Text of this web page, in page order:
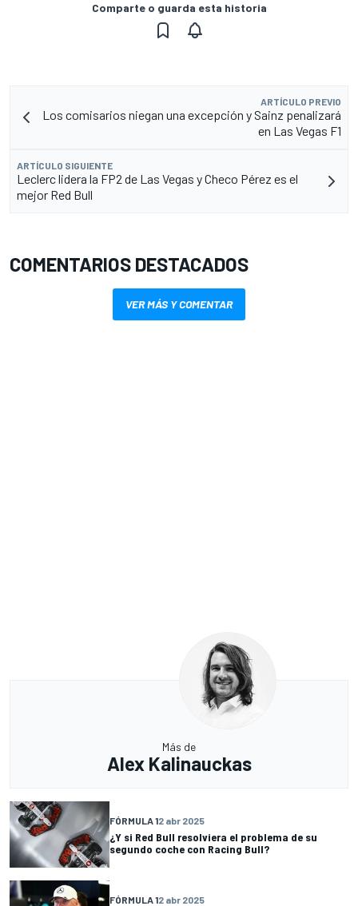
Comparte o guarda esta historia
ARTÍCULO PREVIO
Los comisarios niegan una excepción y Sainz penalizará
en Las Vegas F1
ARTÍCULO SIGUIENTE
Leclerc lidera la FP2 de Las Vegas y Checo Pérez es el
mejor Red Bull
COMENTARIOS DESTACADOS
VER MÁS Y COMENTAR
Más de
Alex Kalinauckas
FÓRMULA 12 abr 2025
¿Y si Red Bull resolviera el problema de su
segundo coche con Racing Bull?
FÓRMULA 12 abr 2025